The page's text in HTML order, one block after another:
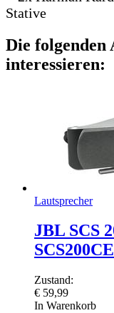
Stative
Die
interessieren:
Lautsprecher
JBL SCS
Zustand:
€ 59,99
In Warenkorb